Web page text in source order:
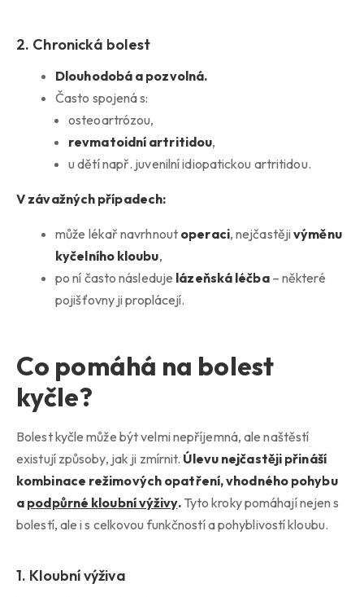
2. Chronická bolest
Dlouhodobá a pozvolná.
Často spojená s:
osteoartrózou,
revmatoidní artritidou,
u dětí např. juvenilní idiopatickou artritidou.
V závažných případech:
může lékař navrhnout operaci, nejčastějivýměnu
kyčelního kloubu,
po ní často následuje lázeňská léčba– některé
pojišťovny ji proplácejí.
Co pomáhá na bolest
kyčle?
Bolest kyčle může být velmi nepříjemná, ale naštěstí
existují způsoby, jak ji zmírnit. Úlevu nejčastěji přináší
kombinace režimových opatření, vhodného pohybu
a podpůrné kloubní výživy.Tyto kroky pomáhají nejen s
bolestí, ale i s celkovou funkčností a pohyblivostí kloubu.
1. Kloubní výživa